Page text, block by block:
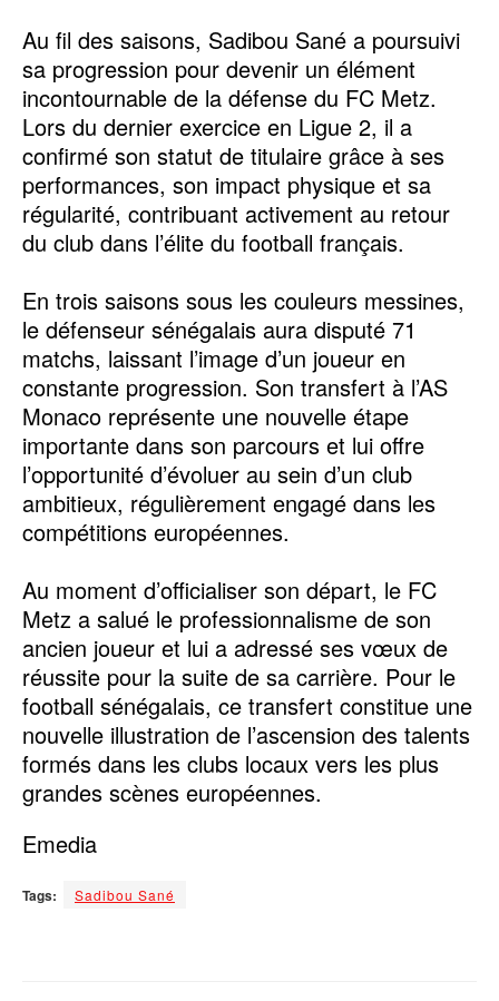
Au fil des saisons, Sadibou Sané a poursuivi
sa progression pour devenir un élément
incontournable de la défense du FC Metz.
Lors du dernier exercice en Ligue 2, il a
confirmé son statut de titulaire grâce à ses
performances, son impact physique et sa
régularité, contribuant activement au retour
du club dans l’élite du football français.
En trois saisons sous les couleurs messines,
le défenseur sénégalais aura disputé 71
matchs, laissant l’image d’un joueur en
constante progression. Son transfert à l’AS
Monaco représente une nouvelle étape
importante dans son parcours et lui offre
l’opportunité d’évoluer au sein d’un club
ambitieux, régulièrement engagé dans les
compétitions européennes.
Au moment d’officialiser son départ, le FC
Metz a salué le professionnalisme de son
ancien joueur et lui a adressé ses vœux de
réussite pour la suite de sa carrière. Pour le
football sénégalais, ce transfert constitue une
nouvelle illustration de l’ascension des talents
formés dans les clubs locaux vers les plus
grandes scènes européennes.
Emedia
Tags: Sadibou Sané